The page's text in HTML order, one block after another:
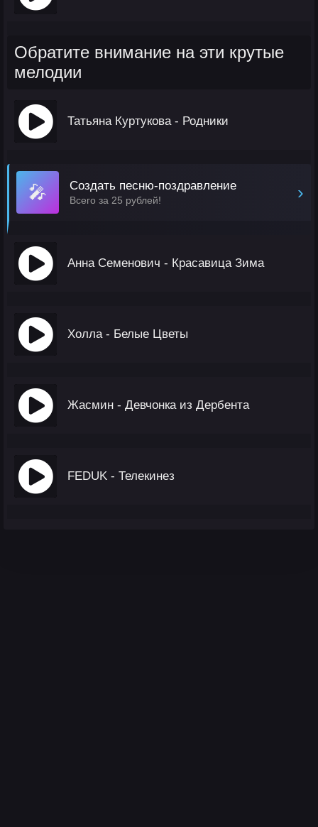
Обратите внимание на эти крутые
мелодии
Татьяна Куртукова - Родники
🎤 Создать песню-поздравление
Всего за 25 рублей! ›
Анна Семенович - Красавица Зима
Холла - Белые Цветы
Жасмин - Девчонка из Дербента
FEDUK - Телекинез